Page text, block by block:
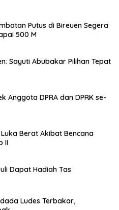
Putus di Bireuen Segera
500 M
Sayuti Abubakar Pilihan Tepat
Anggota DPRA dan DPRK se-
Berat Akibat Bencana
II
Dapat Hadiah Tas
Ludes Terbakar,